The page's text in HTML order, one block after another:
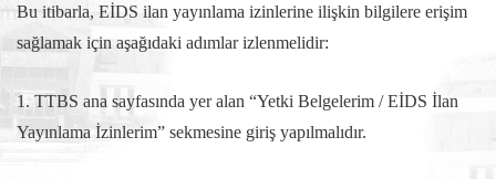
Bu itibarla, EİDS ilan yayınlama izinlerine ilişkin bilgilere erişim
sağlamak için aşağıdaki adımlar izlenmelidir:
1. TTBS ana sayfasında yer alan “Yetki Belgelerim / EİDS İlan
Yayınlama İzinlerim” sekmesine giriş yapılmalıdır.